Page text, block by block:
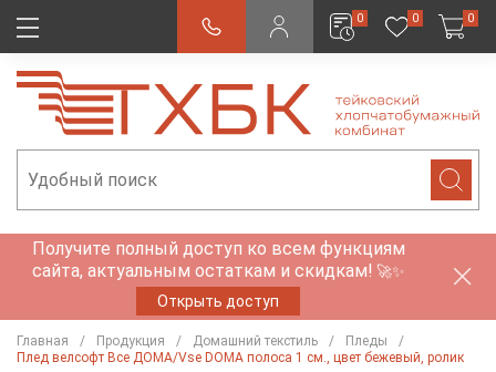
0 0 0
Получите полный доступ ко всем функциям
сайта, актуальным остаткам и скидкам! 🚀✨
Открыть доступ
Главная Продукция Домашний текстиль
Пледы
Плед велсофт Все ДOMA/Vse DOMA полоса 1 см., цвет бежевый, ролик